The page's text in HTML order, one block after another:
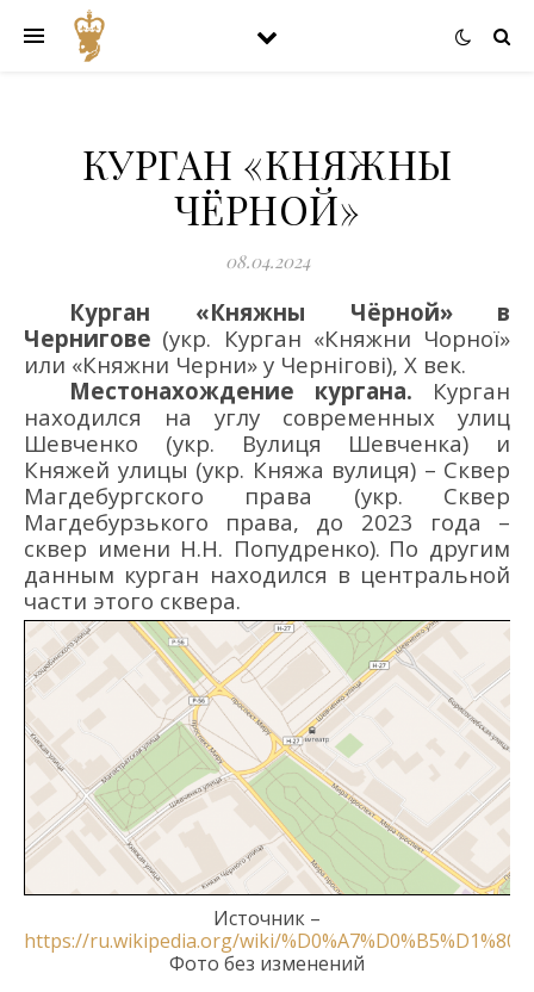
КУРГАН «КНЯЖНЫ
ЧЁРНОЙ»
08.04.2024
Курган «Княжны Чёрной»
в
Чернигове (укр. Курган «Княжни Чорної»
или «Княжни Черни» у Чернігові), X век.
Местонахождение кургана.
Курган
находился на углу современных улиц
Шевченко (укр. Вулиця Шевченка) и
Княжей улицы (укр. Княжа вулиця) – Сквер
Магдебургского права (укр. Сквер
Магдебурзького права, до 2023 года –
сквер имени Н.Н. Попудренко). По другим
данным курган находился в центральной
части этого сквера.
Источник –
https://ru.wikipedia.org/wiki/
Фото без изменений